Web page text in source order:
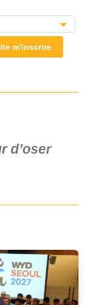
m'inscrire
d’oser